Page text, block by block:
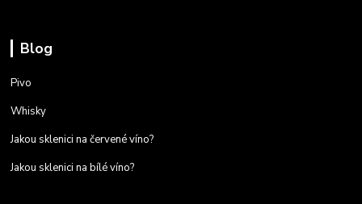
Blog
Pivo
Whisky
Jakou sklenici na červené víno?
Jakou sklenici na bílé víno?